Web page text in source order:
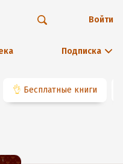
Подписка
Войти
👌 Бесплатные книги